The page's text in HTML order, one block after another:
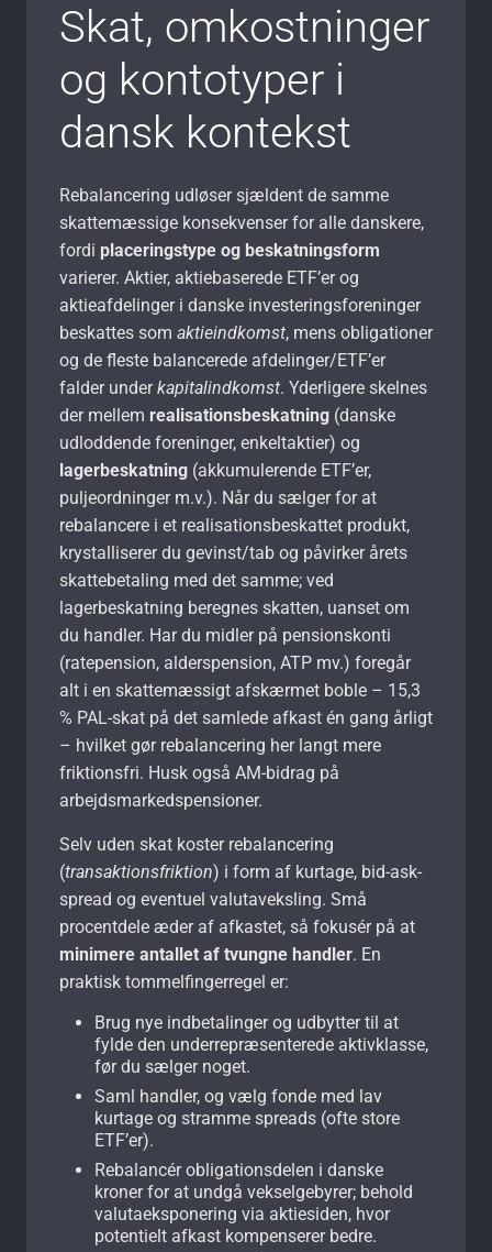
Skat, omkostninger
og kontotyper i
dansk kontekst
Rebalancering udløser sjældent de samme
skattemæssige konsekvenser for alle danskere,
fordi placeringstype og beskatningsform
varierer. Aktier, aktiebaserede ETF’er og
aktieafdelinger i danske investeringsforeninger
beskattes som aktieindkomst, mens obligationer
og de fleste balancerede afdelinger/ETF’er
falder underkapitalindkomst. Yderligere skelnes
der mellem realisationsbeskatning (danske
udloddende foreninger, enkeltaktier) og
lagerbeskatning (akkumulerende ETF’er,
puljeordninger m.v.). Når du sælger for at
rebalancere i et realisationsbeskattet produkt,
krystalliserer du gevinst/tab og påvirker årets
skattebetaling med det samme; ved
lagerbeskatning beregnes skatten, uanset om
du handler. Har du midler på pensionskonti
(ratepension, alderspension, ATP mv.) foregår
alt i en skattemæssigt afskærmet boble – 15,3
% PAL-skat på det samlede afkast én gang årligt
– hvilket gør rebalancering her langt mere
friktionsfri. Husk også AM-bidrag på
arbejdsmarkedspensioner.
Selv uden skat koster rebalancering
(transaktionsfriktion) i form af kurtage, bid-ask-
spread og eventuel valutaveksling. Små
procentdele æder af afkastet, så fokusér på at
minimere antallet af tvungne handler. En
praktisk tommelfingerregel er:
Brug nye indbetalinger og udbytter til at
fylde den underrepræsenterede aktivklasse,
før du sælger noget.
Saml handler, og vælg fonde med lav
kurtage og stramme spreads (ofte store
ETF’er).
Rebalancér obligationsdelen i danske
kroner for at undgå vekselgebyrer; behold
valutaeksponering via aktiesiden, hvor
potentielt afkast kompenserer bedre.